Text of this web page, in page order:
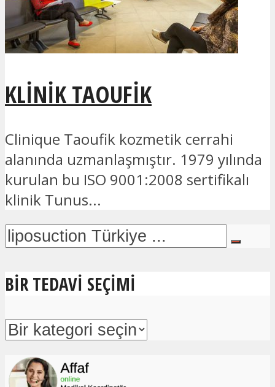
KLINIK TAOUFIK
Clinique Taoufik kozmetik cerrahi
alanında uzmanlaşmıştır. 1979 yılında
kurulan bu ISO 9001:2008 sertifikalı
klinik Tunus...
BIR TEDAVI SEÇIMI